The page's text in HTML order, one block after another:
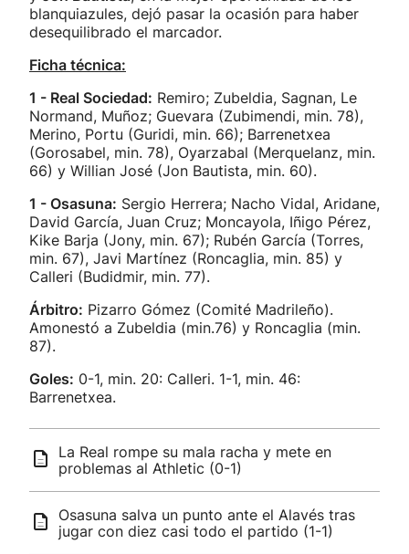
blanquiazules, dejó pasar la ocasión para haber
desequilibrado el marcador.
Ficha técnica:
1 - Real Sociedad: Remiro; Zubeldia, Sagnan, Le
Normand, Muñoz; Guevara (Zubimendi, min. 78),
Merino, Portu (Guridi, min. 66); Barrenetxea
(Gorosabel, min. 78), Oyarzabal (Merquelanz, min.
66) y Willian José (Jon Bautista, min. 60).
1 - Osasuna: Sergio Herrera; Nacho Vidal, Aridane,
David García, Juan Cruz; Moncayola, Iñigo Pérez,
Kike Barja (Jony, min. 67); Rubén García (Torres,
min. 67), Javi Martínez (Roncaglia, min. 85) y
Calleri (Budidmir, min. 77).
Árbitro: Pizarro Gómez (Comité Madrileño).
Amonestó a Zubeldia (min.76) y Roncaglia (min.
87).
Goles: 0-1, min. 20: Calleri. 1-1, min. 46:
Barrenetxea.
La Real rompe su mala racha y mete en
problemas al Athletic (0-1)
Osasuna salva un punto ante el Alavés tras
jugar con diez casi todo el partido (1-1)